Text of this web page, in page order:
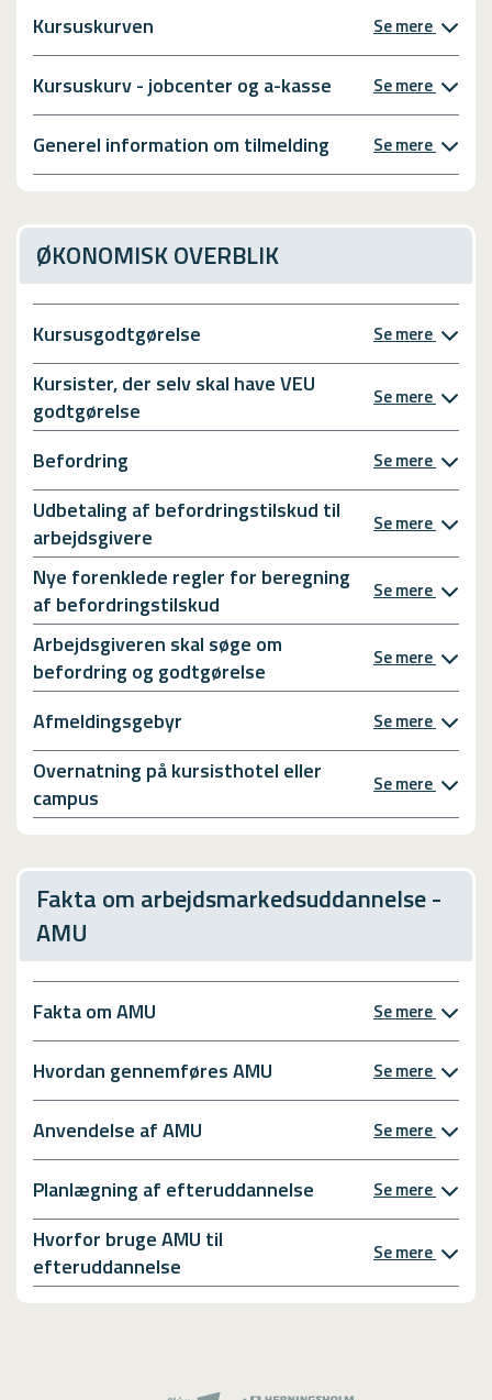
Kursuskurven Se mere
Kursuskurv - jobcenter og a-kasse Se mere
Generel information om tilmelding Se mere
ØKONOMISK OVERBLIK
Kursusgodtgørelse Se mere
Kursister, der selv skal have VEU
godtgørelse
Se mere
Befordring Se mere
Udbetaling af befordringstilskud til
arbejdsgivere
Se mere
Nye forenklede regler for beregning
af befordringstilskud
Se mere
Arbejdsgiveren skal søge om
befordring og godtgørelse
Se mere
Afmeldingsgebyr Se mere
Overnatning på kursisthotel eller
campus
Se mere
Fakta om arbejdsmarkedsuddannelse -
AMU
Fakta om AMU Se mere
Hvordan gennemføres AMU Se mere
Anvendelse af AMU Se mere
Planlægning af efteruddannelse Se mere
Hvorfor bruge AMU til
efteruddannelse
Se mere